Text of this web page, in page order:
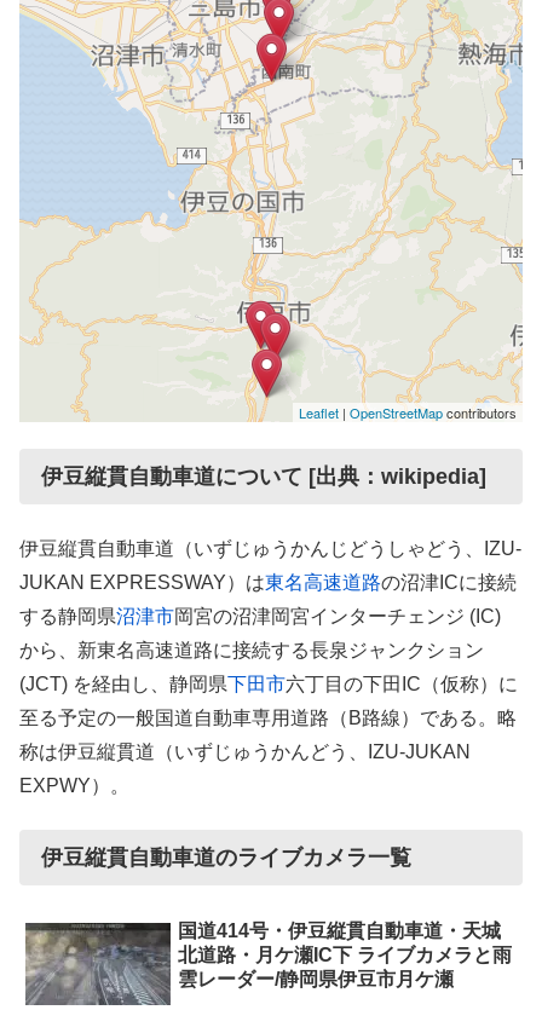
Leaflet | OpenStreetMapcontributors
伊豆縦貫自動車道について [出典：wikipedia]
伊豆縦貫自動車道（いずじゅうかんじどうしゃどう、IZU-
JUKAN EXPRESSWAY）は東名高速道路の沼津ICに接続
する静岡県沼津市岡宮の沼津岡宮インターチェンジ (IC)
から、新東名高速道路に接続する長泉ジャンクション
(JCT) を経由し、静岡県下田市六丁目の下田IC（仮称）に
至る予定の一般国道自動車専用道路（B路線）である。略
称は伊豆縦貫道（いずじゅうかんどう、IZU-JUKAN
EXPWY）。
伊豆縦貫自動車道のライブカメラ一覧
国道414号・伊豆縦貫自動車道・天城
北道路・月ケ瀬IC下 ライブカメラと雨
雲レーダー/静岡県伊豆市月ケ瀬